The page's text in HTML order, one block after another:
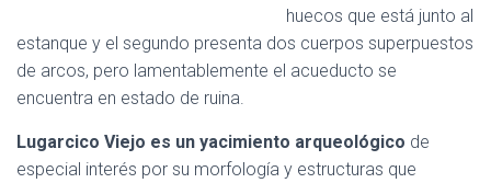
huecos que está junto al
estanque y el segundo presenta dos cuerpos superpuestos
de arcos, pero lamentablemente el acueducto se
encuentra en estado de ruina.
Lugarcico Viejo es un yacimiento arqueológico de
especial interés por su morfología y estructuras que